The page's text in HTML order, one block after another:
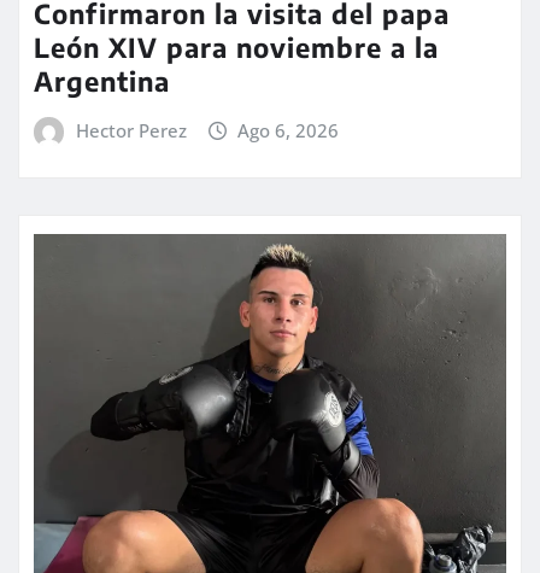
Confirmaron la visita del papa
León XIV para noviembre a la
Argentina
Hector Perez Ago 6, 2026